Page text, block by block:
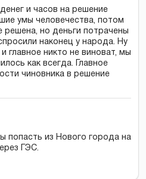
и часов на решение
умы человечества, потом
решена, но деньги потрачены
наконец у народа. Ну
главное никто не виноват, мы
как всегда. Главное
чиновника в решение
попасть из Нового города на
ГЭС.